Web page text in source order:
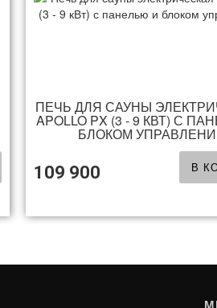
ПЕЧЬ ДЛЯ САУНЫ
APOLLO PX (3 - 9 КВТ) С
БЛОКОМ
109 900 В